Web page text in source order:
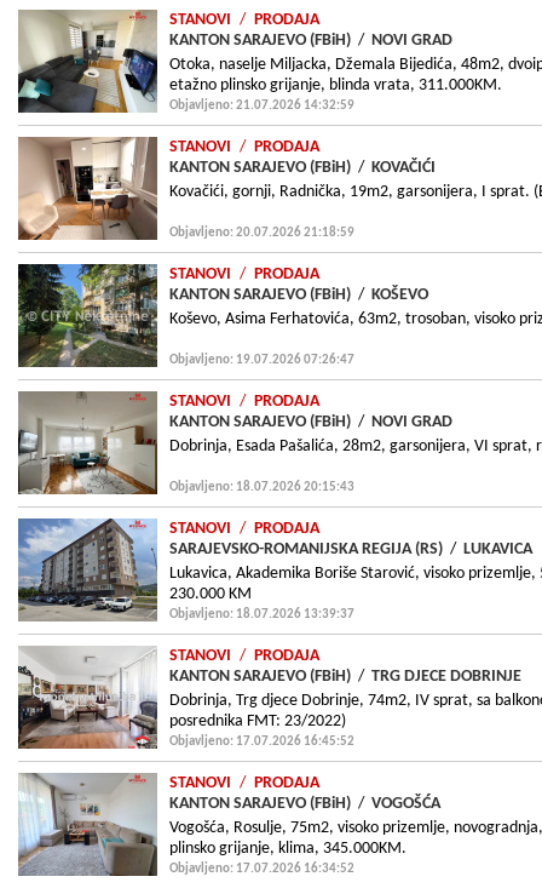
STANOVI / PRODAJA
KANTON SARAJEVO (FBiH) / NOVI GRAD
Otoka, naselje Miljacka, Džemala Bijedića, 48m2,
etažno plinsko grijanje, blinda vrata, 311.000KM.
Objavljeno: 21.07.2026 14:32:59
STANOVI / PRODAJA
KANTON SARAJEVO (FBiH) / KOVAČIĆI
Kovačići, gornji, Radnička, 19m2, garsonijera, I sprat.
Objavljeno: 20.07.2026 21:18:59
STANOVI / PRODAJA
KANTON SARAJEVO (FBiH) / KOŠEVO
Koševo, Asima Ferhatovića, 63m2, trosoban, visoko
Objavljeno: 19.07.2026 07:26:47
STANOVI / PRODAJA
KANTON SARAJEVO (FBiH) / NOVI GRAD
Dobrinja, Esada Pašalića, 28m2, garsonijera, VI
Objavljeno: 18.07.2026 20:15:43
STANOVI / PRODAJA
SARAJEVSKO-ROMANIJSKA REGIJA (RS) / LUKAVICA
Lukavica, Akademika Boriše Starović, visoko
230.000 KM
Objavljeno: 18.07.2026 13:39:37
STANOVI / PRODAJA
KANTON SARAJEVO (FBiH) / TRG DJECE DOBRINJE
Dobrinja, Trg djece Dobrinje, 74m2, IV sprat, sa
posrednika FMT: 23/2022)
Objavljeno: 17.07.2026 16:45:52
STANOVI / PRODAJA
KANTON SARAJEVO (FBiH) / VOGOŠĆA
Vogošća, Rosulje, 75m2, visoko prizemlje,
plinsko grijanje, klima, 345.000KM.
Objavljeno: 17.07.2026 16:34:52